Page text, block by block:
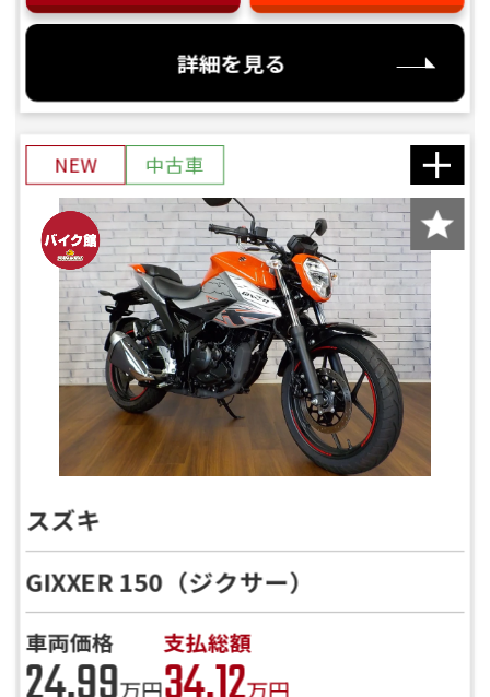
詳細を見る
NEW 中古車
スズキ
GIXXER 150（ジクサー）
車両価格
万円
支払総額
万円